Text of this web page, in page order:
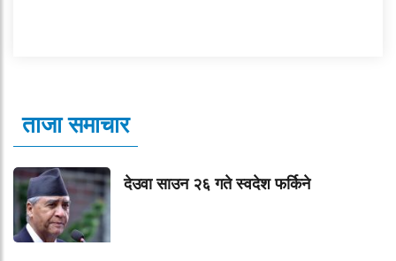
ताजा समाचार
देउवा साउन २६ गते स्वदेश फर्किने